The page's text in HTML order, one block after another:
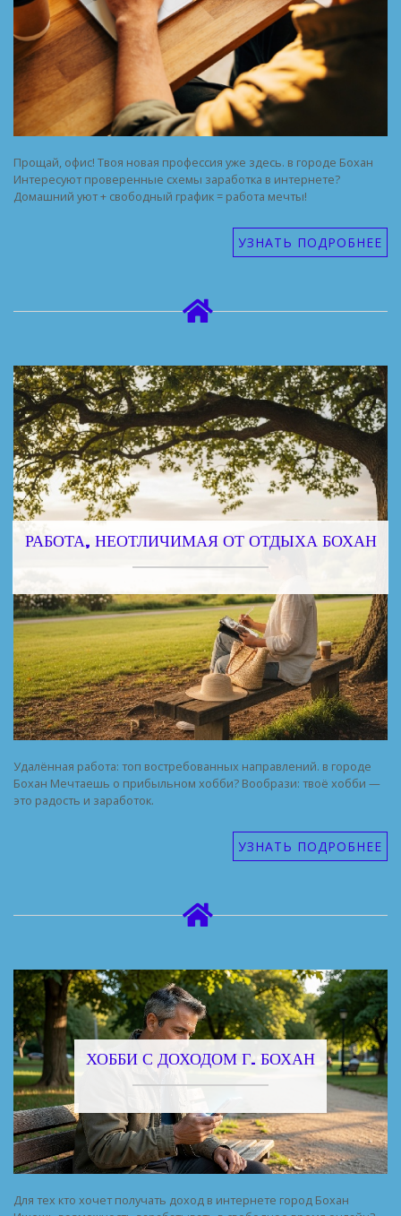
Прощай, офис! Твоя новая профессия уже здесь. в городе Бохан
Интересуют проверенные схемы заработка в интернете?
Домашний уют + свободный график = работа мечты!
УЗНАТЬ ПОДРОБНЕЕ
РАБОТА, НЕОТЛИЧИМАЯ ОТ ОТДЫХА БОХАН
Удалённая работа: топ востребованных направлений. в городе
Бохан Мечтаешь о прибыльном хобби? Вообрази: твоё хобби —
это радость и заработок.
УЗНАТЬ ПОДРОБНЕЕ
ХОББИ С ДОХОДОМ Г. БОХАН
Для тех кто хочет получать доход в интернете город Бохан